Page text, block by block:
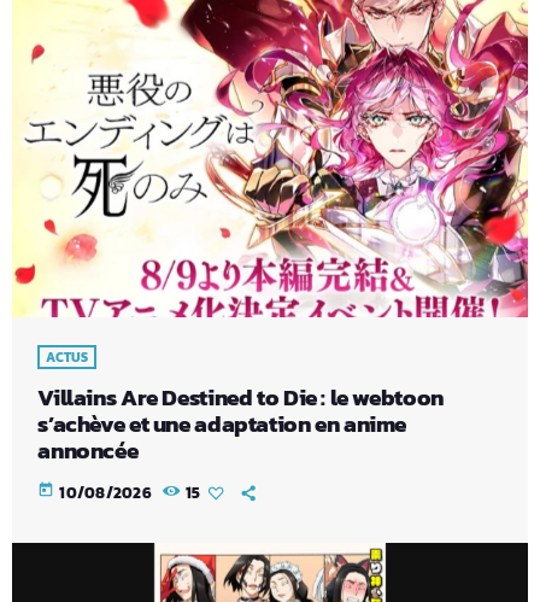
ACTUS
Villains Are Destined to Die : le webtoon
s’achève et une adaptation en anime
annoncée
today 10/08/2026 15